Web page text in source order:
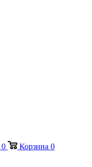
0 Корзина 0